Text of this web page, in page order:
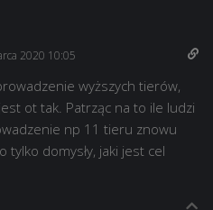
2020 10:05
wyższych tierów,
ot tak. Patrząc na to ile ludzi
np 11 tieru znowu
tylko domysły, jaki jest cel